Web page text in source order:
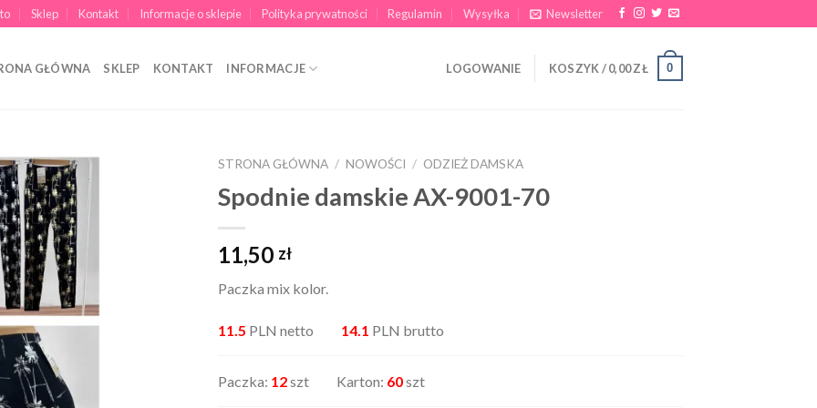
Sklep Kontakt Informacje o sklepie Polityka prywatności Regulamin Wysyłka Newsletter
GŁÓWNA SKLEP KONTAKT INFORMACJE LOGOWANIE KOSZYK /0,00ZŁ 0
STRONA GŁÓWNA / NOWOŚCI / ODZIEŻ DAMSKA
Spodnie damskie AX-9001-70
11,50 zł
Paczka mix kolor.
11.5 PLN netto 14.1 PLN brutto
Paczka: 12szt Karton: 60szt